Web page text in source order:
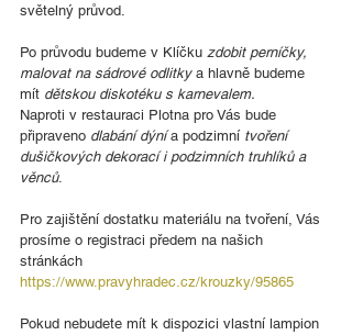
světelný průvod.
Po průvodu budeme v Klíčku zdobit perníčky,
malovat na sádrové odlitky a hlavně budeme
mít dětskou diskotéku s karnevalem.
Naproti v restauraci Plotna pro Vás bude
připraveno dlabání dýní a podzimní tvoření
dušičkových dekorací i podzimních truhlíků a
věnců.
Pro zajištění dostatku materiálu na tvoření, Vás
prosíme o registraci předem na našich
stránkách
https://www.pravyhradec.cz/krouzky/95865
Pokud nebudete mít k dispozici vlastní lampion